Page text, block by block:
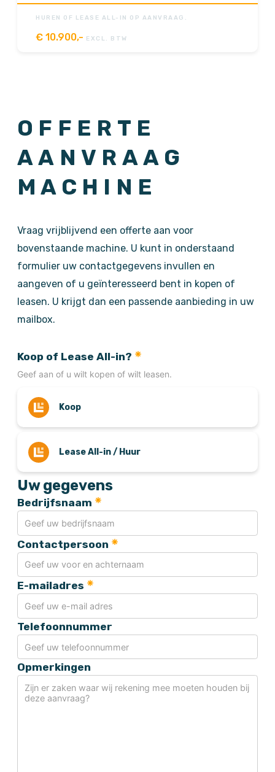
HUREN OF LEASE ALL-IN OP AANVRAAG.
€ 10.900,- EXCL. BTW
OFFERTE
AANVRAAG
MACHINE
Vraag vrijblijvend een offerte aan voor
bovenstaande machine. U kunt in onderstaand
formulier uw contactgegevens invullen en
aangeven of u geïnteresseerd bent in kopen of
leasen. U krijgt dan een passende aanbieding in uw
mailbox.
Koop of Lease All-in?
Geef aan of u wilt kopen of wilt leasen.
Koop
Lease All-in / Huur
Uw gegevens
Bedrijfsnaam
Contactpersoon
E-mailadres
Telefoonnummer
Opmerkingen